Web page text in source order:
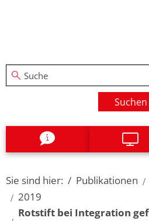
Suchen
Sie sind hier: Publikationen
2019
Rotstift bei Integration